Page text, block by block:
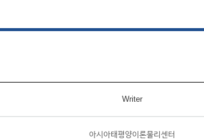
Writer
아시아태평양이론물리센터